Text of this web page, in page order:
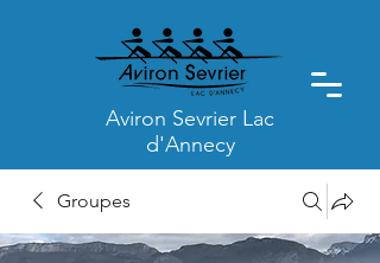
Aviron Sevrier Lac
d'Annecy
Groupes